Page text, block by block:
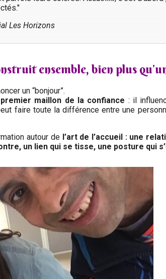
Les Horizons
ensemble, bien plus
un “bonjour”.
premier maillon de la confiance : il
faire toute la différence entre une
autour de l’art de l’accueil : une
un lien qui se tisse, une posture qui